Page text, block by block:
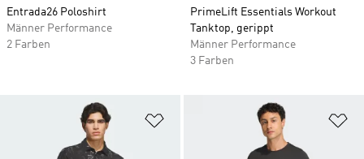
Entrada26 Poloshirt
Männer Performance
2 Farben
PrimeLift Essentials Workout
Tanktop, gerippt
Männer Performance
3 Farben
Zur Wunschliste hinzufügen